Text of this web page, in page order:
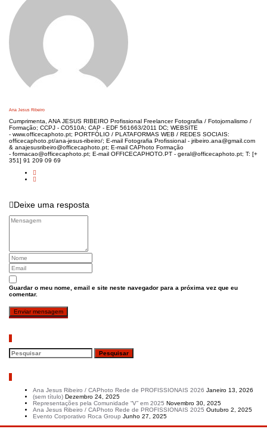
Ana Jesus Ribeiro
Cumprimenta, ANA JESUS RIBEIRO Profissional Freelancer Fotografia / Fotojornalismo /
Formação; CCPJ - CO510A; CAP - EDF 561663/2011 DC; WEBSITE
- www.officecaphoto.pt; PORTFÓLIO / PLATAFORMAS WEB / REDES SOCIAIS:
officecaphoto.pt/ana-jesus-ribeiro/; E-mail Fotografia Profissional - jribeiro.ana@gmail.com
& anajesusribeiro@officecaphoto.pt; E-mail CAPhoto Formação
- formacao@officecaphoto.pt; E-mail OFFICECAPHOTO.PT - geral@officecaphoto.pt; T: [+
351] 91 209 09 69
Deixe uma resposta
Guardar o meu nome, email e site neste navegador para a próxima vez que eu
comentar.
Ana Jesus Ribeiro / CAPhoto Rede de PROFISSIONAIS 2026 Janeiro 13, 2026
(sem título) Dezembro 24, 2025
Representações pela Comunidade “V” em 2025 Novembro 30, 2025
Ana Jesus Ribeiro / CAPhoto Rede de PROFISSIONAIS 2025 Outubro 2, 2025
Evento Corporativo Roca Group Junho 27, 2025